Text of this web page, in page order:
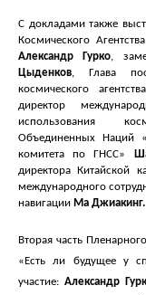
С докладами также
Космического Агентства
Александр Гурко,
Цыденков,
Глава
космического
директор
использования
Объединенных Наций
комитета по ГНСС»
директора Китайской
международного
навигации Ма Джиакинг.
Вторая часть
«Есть ли будущее у
участие: Александр